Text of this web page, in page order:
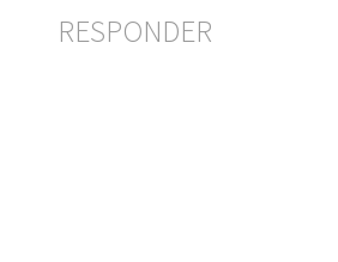
RESPONDER